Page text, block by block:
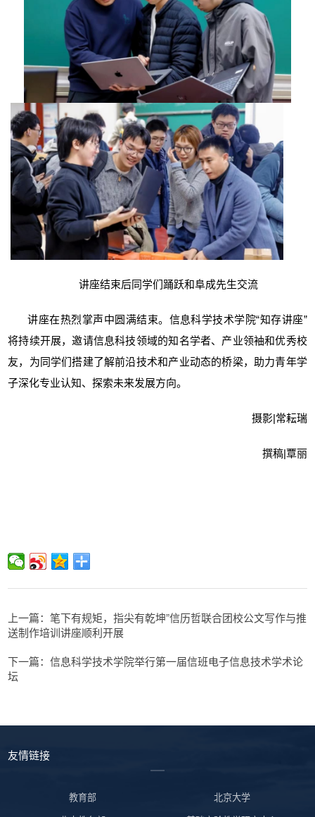
讲座结束后同学们踊跃和阜成先生交流
讲座在热烈掌声中圆满结束。信息科学技术学院“知存讲座”
将持续开展，邀请信息科技领域的知名学者、产业领袖和优秀校
友，为同学们搭建了解前沿技术和产业动态的桥梁，助力青年学
子深化专业认知、探索未来发展方向。
摄影|常耘瑞
撰稿|覃丽
上一篇：笔下有规矩，指尖有乾坤”信历哲联合团校公文写作与推
送制作培训讲座顺利开展
下一篇：信息科学技术学院举行第一届信班电子信息技术学术论
坛
友情链接
教育部
北京大学